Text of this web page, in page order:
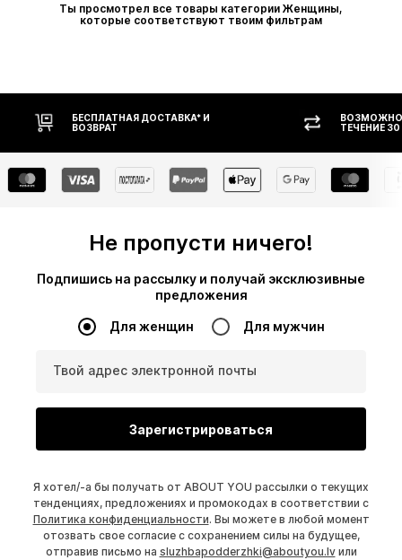
Ты просмотрел все товары категории Женщины,
которые соответствуют твоим фильтрам
ВОЗМОЖНОСТЬ ВОЗВРАТА В
ТЕЧЕНИЕ 30 ДНЕЙ
Не пропусти ничего!
Подпишись на рассылку и получай эксклюзивные
предложения
Для женщин Для мужчин
Твой адрес электронной почты
Зарегистрироваться
Я хотел/-а бы получать от ABOUT YOU рассылки о текущих
тенденциях, предложениях и промокодах в соответствии с
Политика конфиденциальности. Вы можете в любой момент
отозвать свое согласие с сохранением силы на будущее,
отправив письмо на sluzhbapodderzhki@aboutyou.lvили